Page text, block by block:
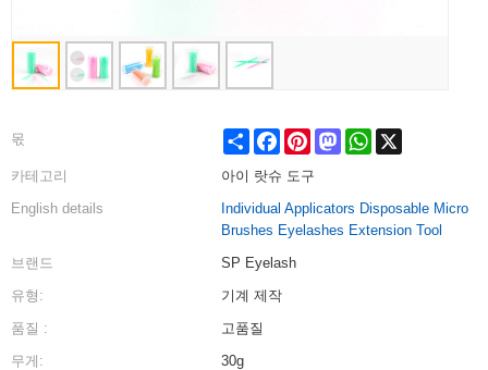
몫 Share FacebookPinterestMastodonWhatsApp
카테고리
아이 랏슈 도구
English details
Individual Applicators Disposable Micro
Brushes Eyelashes Extension Tool
브랜드
SP Eyelash
유형:
기계 제작
품질 :
고품질
무게:
30g